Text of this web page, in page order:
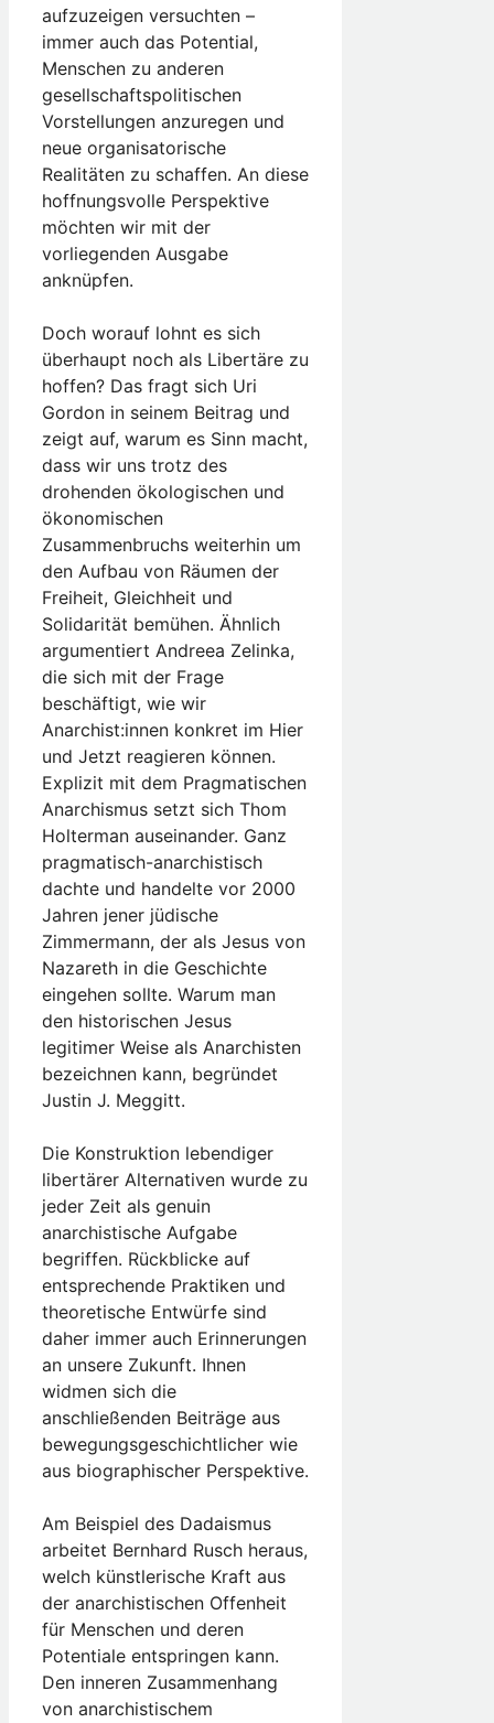
aufzuzeigen versuchten –
immer auch das Potential,
Menschen zu anderen
gesellschaftspolitischen
Vorstellungen anzuregen und
neue organisatorische
Realitäten zu schaffen. An diese
hoffnungsvolle Perspektive
möchten wir mit der
vorliegenden Ausgabe
anknüpfen.
Doch worauf lohnt es sich
überhaupt noch als Libertäre zu
hoffen? Das fragt sich Uri
Gordon in seinem Beitrag und
zeigt auf, warum es Sinn macht,
dass wir uns trotz des
drohenden ökologischen und
ökonomischen
Zusammenbruchs weiterhin um
den Aufbau von Räumen der
Freiheit, Gleichheit und
Solidarität bemühen. Ähnlich
argumentiert Andreea Zelinka,
die sich mit der Frage
beschäftigt, wie wir
Anarchist:innen konkret im Hier
und Jetzt reagieren können.
Explizit mit dem Pragmatischen
Anarchismus setzt sich Thom
Holterman auseinander. Ganz
pragmatisch-anarchistisch
dachte und handelte vor 2000
Jahren jener jüdische
Zimmermann, der als Jesus von
Nazareth in die Geschichte
eingehen sollte. Warum man
den historischen Jesus
legitimer Weise als Anarchisten
bezeichnen kann, begründet
Justin J. Meggitt.
Die Konstruktion lebendiger
libertärer Alternativen wurde zu
jeder Zeit als genuin
anarchistische Aufgabe
begriffen. Rückblicke auf
entsprechende Praktiken und
theoretische Entwürfe sind
daher immer auch Erinnerungen
an unsere Zukunft. Ihnen
widmen sich die
anschließenden Beiträge aus
bewegungsgeschichtlicher wie
aus biographischer Perspektive.
Am Beispiel des Dadaismus
arbeitet Bernhard Rusch heraus,
welch künstlerische Kraft aus
der anarchistischen Offenheit
für Menschen und deren
Potentiale entspringen kann.
Den inneren Zusammenhang
von anarchistischem